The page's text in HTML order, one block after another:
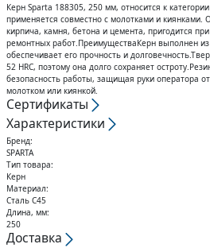
Дюбели
Шурупы
Гвозди
Спец.крепеж
Шпоночный материал
Кольца стопорные
Блоки
Диффузоры для вентиляции
Штампованные изделия
Клапаны
Гибкие вставки
Воздухо-распределители
Керн Sparta 188305, 250 мм, относится к
применяется совместно с молотками и киянками.
кирпича, камня, бетона и цемента, пригодится
ремонтных работ.ПреимуществаКерн выполнен из
обеспечивает его прочность и
52 HRC, поэтому она долго сохраняет
безопасность работы, защищая руки оператора
молотком или киянкой.
Сертификаты
Характеристики
Бренд:
SPARTA
Тип товара:
Керн
Материал:
Сталь С45
Длина, мм:
250
Доставка